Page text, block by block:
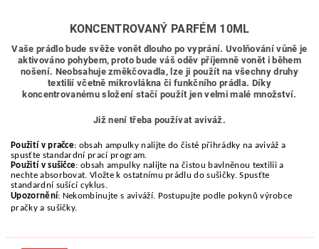
KONCENTROVANÝ PARFÉM 10ML
Vaše prádlo bude svěže vonět dlouho po vyprání. Uvolňování vůně je
aktivováno pohybem, proto bude váš oděv příjemně vonět i během
nošení. Neobsahuje změkčovadla, lze ji použít na všechny druhy
textilií včetně mikrovlákna či funkčního prádla. Díky
koncentrovanému složení stačí použít jen velmi malé množství.
Již není třeba používat aviváž.
Použití v pračce: obsah ampulky nalijte do čisté přihrádky na aviváž a
spusťte standardní prací program.
Použití v sušičce: obsah ampulky nalijte na čistou bavlněnou textilii a
nechte absorbovat. Vložte k ostatnímu prádlu do sušičky. Spusťte
standardní sušící cyklus.
Upozornění: Nekombinujte s aviváží. Postupujte podle pokynů výrobce
pračky a sušičky.